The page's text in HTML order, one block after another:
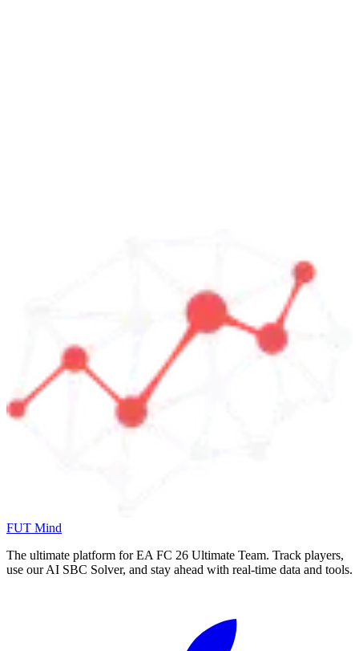
FUT Mind
The ultimate platform for EA FC 26 Ultimate Team. Track players,
use our AI SBC Solver, and stay ahead with real-time data and tools.